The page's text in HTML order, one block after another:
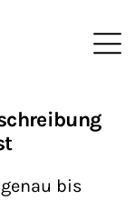
bis